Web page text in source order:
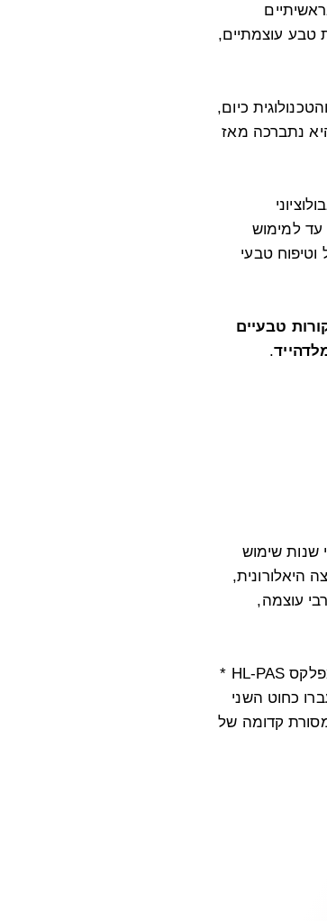
טבע עוצמתיים,
כיום,
נתברכה מאז
למימוש
וטיפוח טבעי
טבעיים
.
שנות שימוש
היאלורונית,
עוצמה,
מוצרי הטיפוח של BriAA מכילים את התרכובת הייחודית קומפלקס HL-PAS *
כחוט השני
קדומה של